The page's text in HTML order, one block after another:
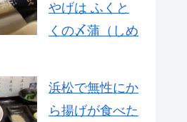
やげは ふくと
くの〆蒲（しめ
浜松で無性にか
ら揚げが食べた